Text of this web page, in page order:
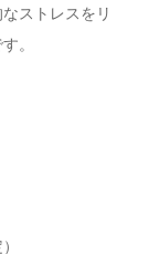
ストレスをリ
。